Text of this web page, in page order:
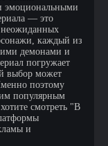
эмоциональными
— это
неожиданных
каждый из
демонами и
погружает
выбор может
поэтому
популярным
смотреть "В
и